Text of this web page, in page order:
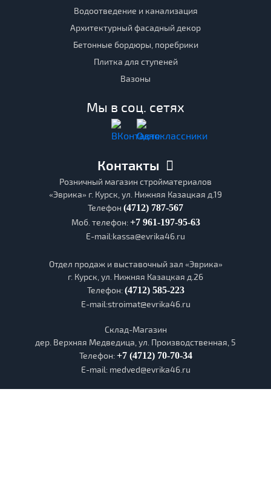
Водоотведение и канализация
Архитектурный фасадный декор
Бетонные бордюры, поребрики
Плитка для ступеней
Вазоны
Мы в соц. сетях
Контакты
Розничный магазин стройматериалов
«Эврика» г. Курск, ул. Нижняя Казацкая д.19
Телефон (4712) 787-567
Моб. телефон:+7 961-197-95-63
E-mail:kassa@evrika46.ru
Отдел продаж и выставочный зал «Эврика»
г. Курск, ул. Нижняя Казацкая д.26
Телефон:(4712) 585-223
E-mail:stroimat@evrika46.ru
Склад-Магазин
дер. Верхняя Медведица, ул. Производственная, 5
Телефон:+7 (4712) 70-70-34
E-mail: medved@evrika46.ru